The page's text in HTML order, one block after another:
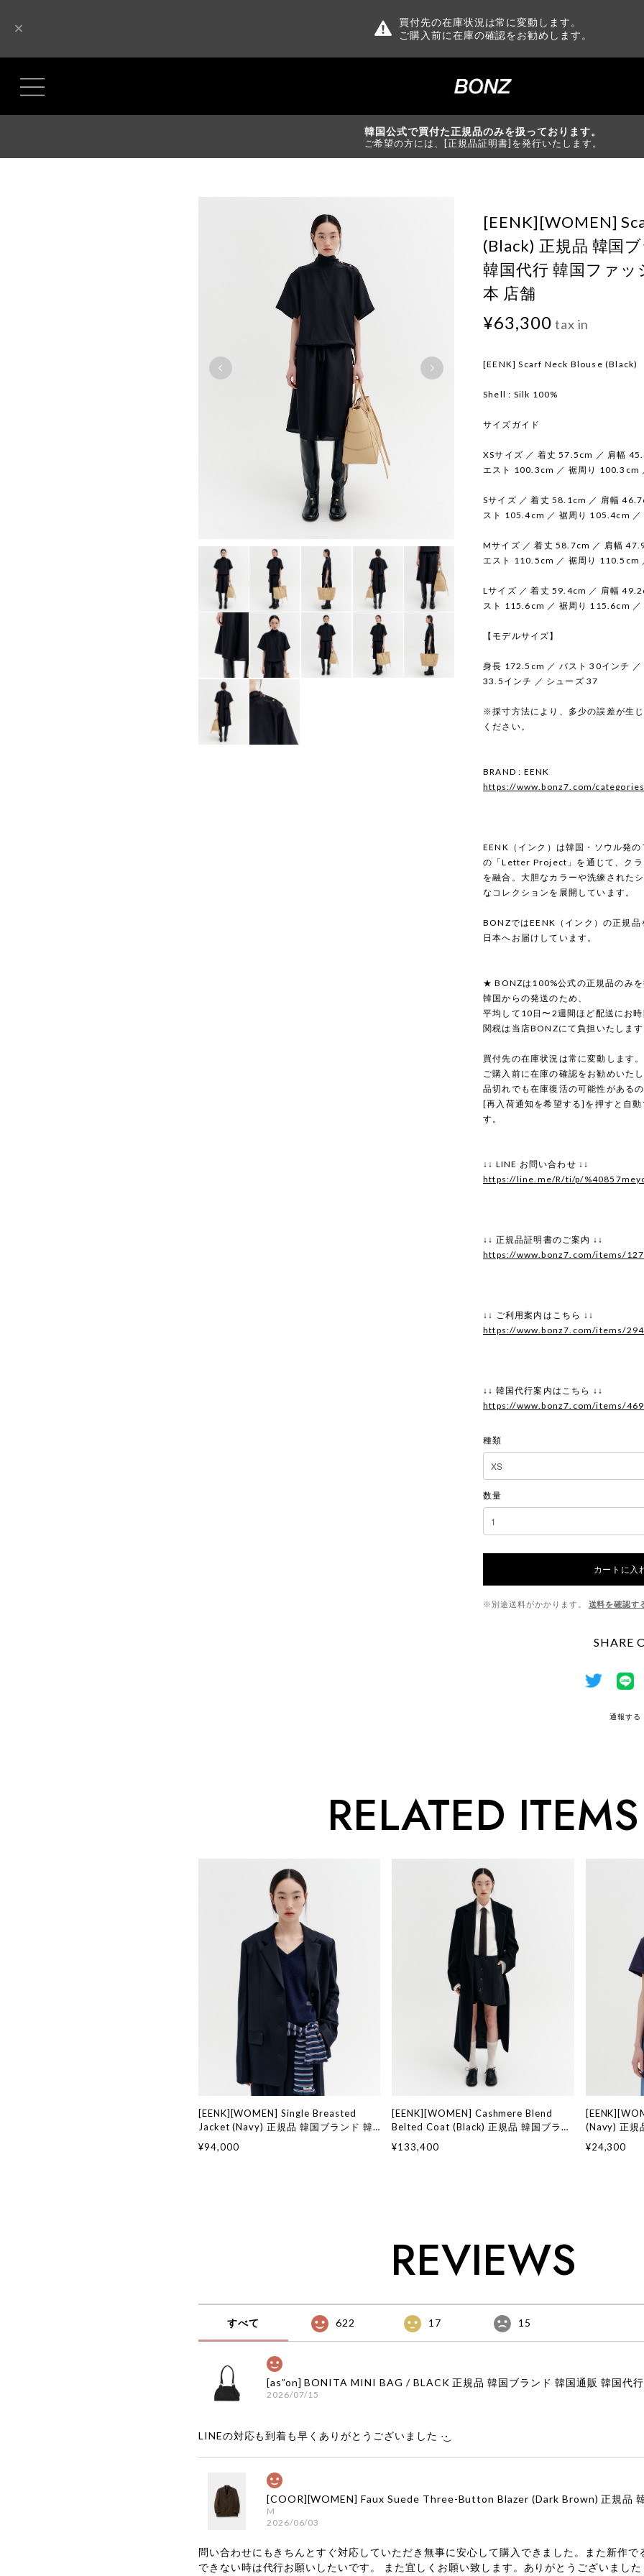
買付先の在庫状況は常に変動します。
ご購入前に在庫の確認をお勧めします。
韓国公式で買付た正規品のみを扱っております。
ご希望の方には、[正規品証明書]を発行いたします。
[EENK][WOMEN]
(Black) 正規品 韓国
韓国代行 韓国ファ
本 店舗
¥63,300 tax in
[EENK] Scarf Neck Blouse (Black)
Shell : Silk 100%
サイズガイド
XSサイズ ／ 着丈 57.5cm ／ 肩幅
エスト 100.3cm ／ 裾周り 100.3cm
Sサイズ ／ 着丈 58.1cm ／ 肩幅
スト 105.4cm ／ 裾周り 105.4cm
Mサイズ ／ 着丈 58.7cm ／ 肩幅
エスト 110.5cm ／ 裾周り 110.5cm
Lサイズ ／ 着丈 59.4cm ／ 肩幅
スト 115.6cm ／ 裾周り 115.6cm
【モデルサイズ】
身長 172.5cm ／ バスト 30インチ
33.5インチ ／ シューズ 37
※採寸方法により、多少の誤差が生
ください。
BRAND : EENK
https://www.bonz7.com/
EENK（インク）は韓国・ソウル発
の「Letter Project」を通じて、クラ
を融合。大胆なカラーや洗練された
なコレクションを展開しています。
BONZではEENK（インク）の正規
日本へお届けしています。
★ BONZは100%公式の正規品のみ
韓国からの発送のため、
平均して10日〜2週間ほど配送にお
関税は当店BONZにて負担いたしま
買付先の在庫状況は常に変動します。
ご購入前に在庫の確認をお勧めいた
品切れでも在庫復活の可能性がある
[再入荷通知を希望する]を押すと自
す。
↓↓ LINE お問い合わせ ↓↓
https://line.me/R/ti/p/
↓↓ 正規品証明書のご案内 ↓↓
https://www.bonz7.com/items/
↓↓ ご利用案内はこちら ↓↓
https://www.bonz7.com/items/
↓↓ 韓国代行案内はこちら ↓↓
https://www.bonz7.com/items/
種類
数量
カートに入
※別途送料がかかります。 送料を確認す
SHARE
通報する
RELATED ITEMS
[EENK][WOMEN] Single Breasted
Jacket (Navy) 正規品 韓国ブランド 韓
ク 日本 店舗
¥94,000
[EENK][WOMEN] Cashmere Blend
Belted Coat (Black) 正規品 韓国ブラン
インク 日本 店舗
¥133,400
(Navy) 正規
店舗
¥24,300
REVIEWS
すべて 622 17 15
2026/07/15
LINEの対応も到着も早くありがとうございました‪ ·͜·
M
2026/06/03
問い合わせにもきちんとすぐ対応していただき無事に安心して購入できました。また新作で
できない時は代行お願いしたいです。 また宜しくお願い致します。ありがとうございました